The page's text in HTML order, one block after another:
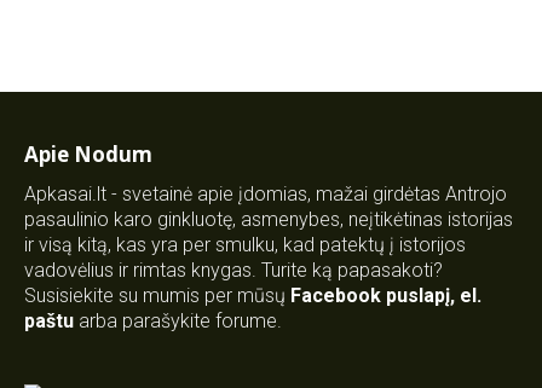
Apie Nodum
Apkasai.lt - svetainė apie įdomias, mažai girdėtas Antrojo
pasaulinio karo ginkluotę, asmenybes, neįtikėtinas istorijas
ir visą kitą, kas yra per smulku, kad patektų į istorijos
vadovėlius ir rimtas knygas. Turite ką papasakoti?
Susisiekite su mumis per mūsų Facebook puslapį, el.
paštu arba parašykite forume.